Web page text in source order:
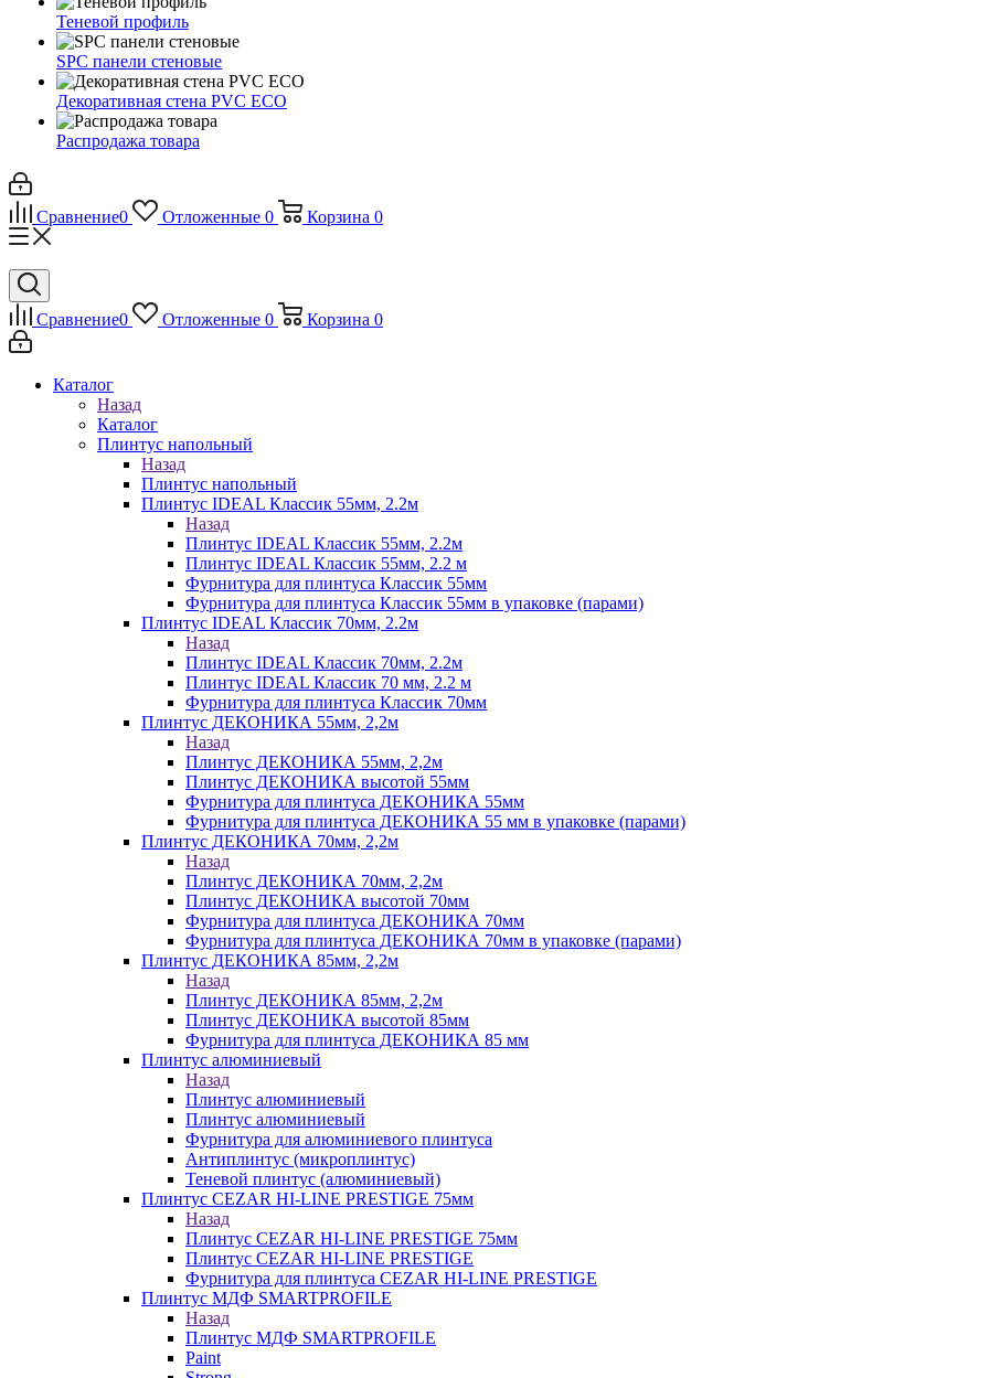
Теневой профиль
SPC панели стеновые
Декоративная стена PVC ECO
Распродажа товара
Сравнение0 Отложенные 0 Корзина 0
Сравнение0 Отложенные 0 Корзина 0
Каталог
Назад
Каталог
Плинтус напольный
Назад
Плинтус напольный
Плинтус IDEAL Классик 55мм, 2.2м
Назад
Плинтус IDEAL Классик 55мм, 2.2м
Плинтус IDEAL Классик 55мм, 2.2 м
Фурнитура для плинтуса Классик 55мм
Фурнитура для плинтуса Классик 55мм в упаковке (парами)
Плинтус IDEAL Классик 70мм, 2.2м
Назад
Плинтус IDEAL Классик 70мм, 2.2м
Плинтус IDEAL Классик 70 мм, 2.2 м
Фурнитура для плинтуса Классик 70мм
Плинтус ДЕКОНИКА 55мм, 2,2м
Назад
Плинтус ДЕКОНИКА 55мм, 2,2м
Плинтус ДЕКОНИКА высотой 55мм
Фурнитура для плинтуса ДЕКОНИКА 55мм
Фурнитура для плинтуса ДЕКОНИКА 55 мм в упаковке (парами)
Плинтус ДЕКОНИКА 70мм, 2,2м
Назад
Плинтус ДЕКОНИКА 70мм, 2,2м
Плинтус ДЕКОНИКА высотой 70мм
Фурнитура для плинтуса ДЕКОНИКА 70мм
Фурнитура для плинтуса ДЕКОНИКА 70мм в упаковке (парами)
Плинтус ДЕКОНИКА 85мм, 2,2м
Назад
Плинтус ДЕКОНИКА 85мм, 2,2м
Плинтус ДЕКОНИКА высотой 85мм
Фурнитура для плинтуса ДЕКОНИКА 85 мм
Плинтус алюминиевый
Назад
Плинтус алюминиевый
Плинтус алюминиевый
Фурнитура для алюминиевого плинтуса
Антиплинтус (микроплинтус)
Теневой плинтус (алюминиевый)
Плинтус CEZAR HI-LINE PRESTIGE 75мм
Назад
Плинтус CEZAR HI-LINE PRESTIGE 75мм
Плинтус CEZAR HI-LINE PRESTIGE
Фурнитура для плинтуса CEZAR HI-LINE PRESTIGE
Плинтус МДФ SMARTPROFILE
Назад
Плинтус МДФ SMARTPROFILE
Paint